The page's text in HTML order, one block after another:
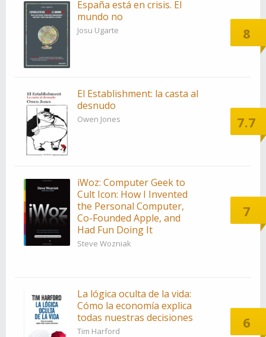
España está en crisis. El
mundo no
Josu Ugarte 8
El Establishment: la casta al
desnudo
Owen Jones 7.7
iWoz: Computer Geek to
Cult Icon: How I Invented
the Personal Computer,
Co-Founded Apple, and
Had Fun Doing It
Steve Wozniak
7
La lógica oculta de la vida:
Cómo la economía explica
todas nuestras decisiones
Tim Harford 6